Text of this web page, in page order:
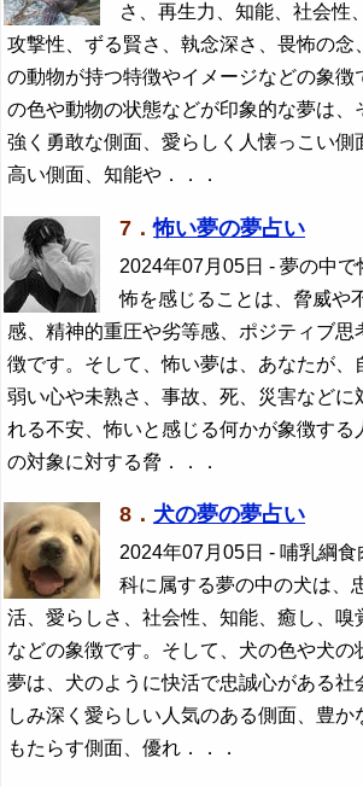
さ、再生力、知能、社会性
攻撃性、ずる賢さ、執念深さ、畏怖の念
の動物が持つ特徴やイメージなどの象徴
の色や動物の状態などが印象的な夢は、
強く勇敢な側面、愛らしく人懐っこい側
高い側面、知能や．．．
7．怖い夢の夢占い
2024年07月05日 - 夢の中で
怖を感じることは、脅威や
感、精神的重圧や劣等感、ポジティブ思
徴です。そして、怖い夢は、あなたが、
弱い心や未熟さ、事故、死、災害などに
れる不安、怖いと感じる何かが象徴する
の対象に対する脅．．．
8． 犬の夢の夢占い
2024年07月05日 - 哺乳綱食
科に属する夢の中の犬は、
活、愛らしさ、社会性、知能、癒し、嗅
などの象徴です。そして、犬の色や犬の
夢は、犬のように快活で忠誠心がある社
しみ深く愛らしい人気のある側面、豊か
もたらす側面、優れ．．．